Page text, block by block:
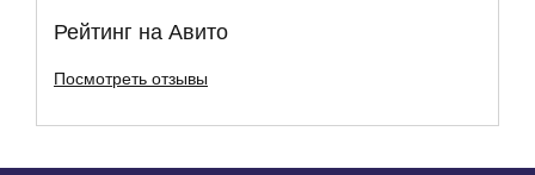
Рейтинг на Авито
Посмотреть отзывы